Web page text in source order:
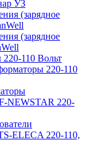
УЗ
(зарядное
(зарядное
110 Вольт
220-110
NEWSTAR 220-
ELECA 220-110,